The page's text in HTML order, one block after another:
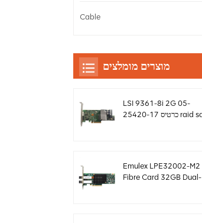
Cable
מוצרים מומלצים
LSI 9361-8i 2G 05-
25420-17 כרטיס raid sas
Emulex LPE32002-M2
Fibre Card 32GB Dual-